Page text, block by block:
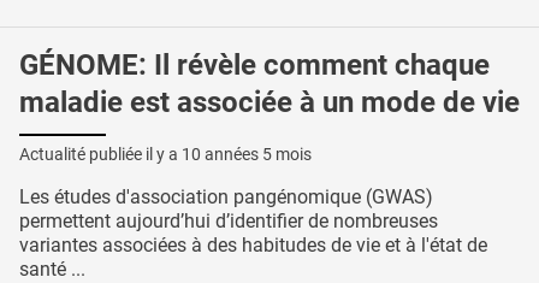
GÉNOME: Il révèle comment chaque
maladie est associée à un mode de vie
Actualité publiée il y a 10 années 5 mois
Les études d'association pangénomique (GWAS)
permettent aujourd’hui d’identifier de nombreuses
variantes associées à des habitudes de vie et à l'état de
santé ...